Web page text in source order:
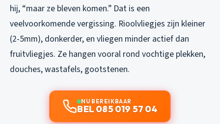
hij, “maar ze bleven komen.” Dat is een
veelvoorkomende vergissing. Rioolvliegjes zijn kleiner
(2-5mm), donkerder, en vliegen minder actief dan
fruitvliegjes. Ze hangen vooral rond vochtige plekken,
douches, wastafels, gootstenen.
NU BEREIKBAAR
BEL 085 019 57 04